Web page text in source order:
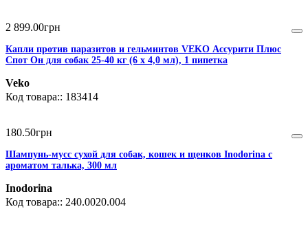
2 899.00грн
Капли против паразитов и гельминтов VEKO Ассурити Плюс
Спот Он для собак 25-40 кг (6 х 4,0 мл), 1 пипетка
Veko
183414
180.50грн
Шампунь-мусс сухой для собак, кошек и щенков Inodorina с
ароматом талька, 300 мл
Inodorina
240.0020.004